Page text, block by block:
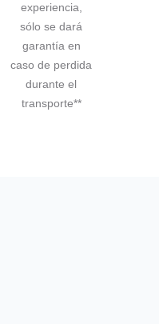
experiencia,
sólo se dará
garantía en
caso de perdida
durante el
transporte**